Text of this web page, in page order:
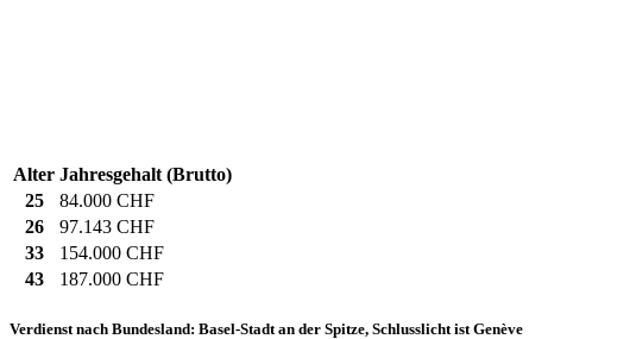
Alter Jahresgehalt (Brutto)
25
84.000 CHF
26
97.143 CHF
33
154.000 CHF
43
187.000 CHF
Verdienst nach Bundesland: Basel-Stadt an der Spitze, Schlusslicht ist Genève